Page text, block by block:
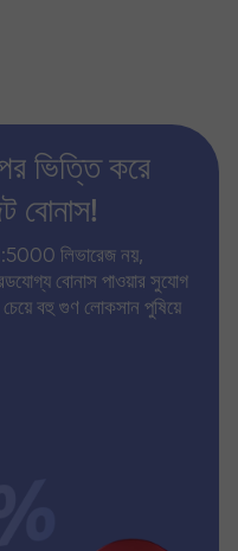
ভিত্তি করে
বোনাস!
লিভারেজ নয়,
বোনাস পাওয়ার সুযোগ
বহু গুণ লোকসান পুষিয়ে